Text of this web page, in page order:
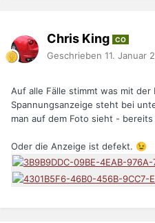
Chris King CO
Geschrieben 11. Januar
Auf alle Fälle stimmt was mit
Spannungsanzeige steht bei
man auf dem Foto sieht -
Oder die Anzeige ist defekt. 😉